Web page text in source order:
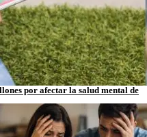
por afectar la salud mental de